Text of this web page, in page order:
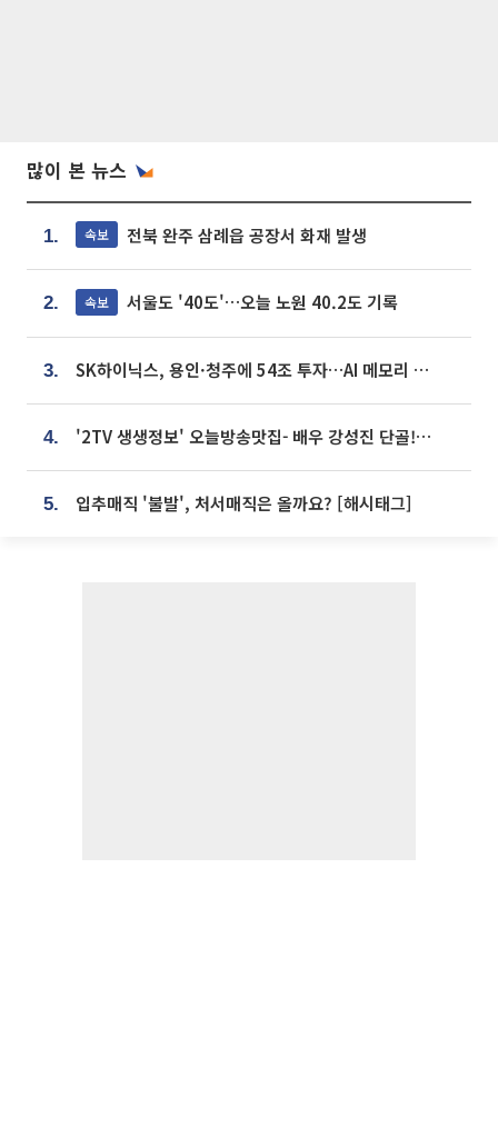
많이 본 뉴스
1. 속보 전북 완주 삼례읍 공장서 화재 발생
2. 속보 서울도 '40도'…오늘 노원 40.2도 기록
3. SK하이닉스, 용인·청주에 54조 투자…AI 메모리 생산기지 키운다
4. '2TV 생생정보' 오늘방송맛집- 배우 강성진 단골! 쌀국수ㆍ푸팟퐁 커리 맛집 '블○○○'
5. 입추매직 '불발', 처서매직은 올까요? [해시태그]